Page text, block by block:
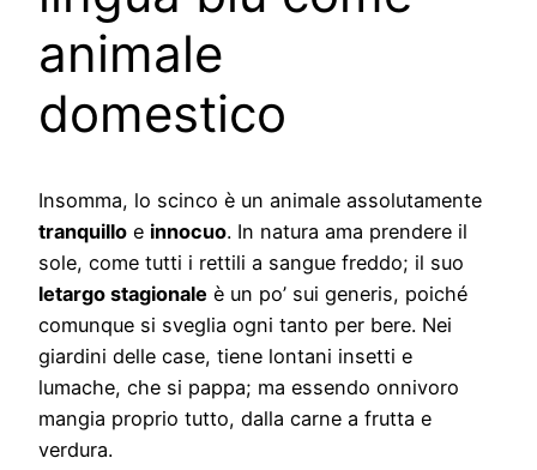
animale
domestico
Insomma, lo scinco è un animale assolutamente
tranquillo e innocuo. In natura ama prendere il
sole, come tutti i rettili a sangue freddo; il suo
letargo stagionale è un po’ sui generis, poiché
comunque si sveglia ogni tanto per bere. Nei
giardini delle case, tiene lontani insetti e
lumache, che si pappa; ma essendo onnivoro
mangia proprio tutto, dalla carne a frutta e
verdura.